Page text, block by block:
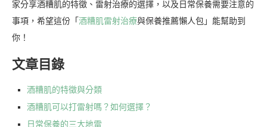
家分享酒糟肌的特徵、雷射治療的選擇，以及日常保養需要注意的
事項，希望這份「 酒糟肌雷射治療與保養推薦懶人包」能幫助到
你！
文章目錄
酒糟肌的特徵與分類
酒糟肌可以打雷射嗎？如何選擇？
日常保養的三大地雷